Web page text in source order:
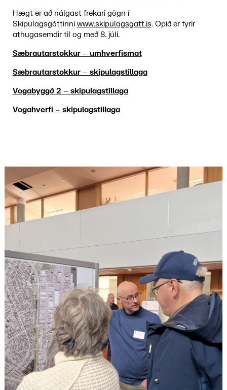
Hægt er að nálgast frekari gögn í
Skipulagsgáttinni www.skipulagsgatt.is. Opið er fyrir
athugasemdir til og með 8. júlí.
Sæbrautarstokkur – umhverfismat
Sæbrautarstokkur – skipulagstillaga
Vogabyggð 2 – skipulagstillaga
Vogahverfi – skipulagstillaga